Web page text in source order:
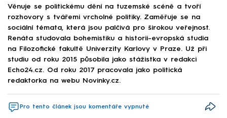
Věnuje se politickému dění na tuzemské scéně a tvoří
rozhovory s tvářemi vrcholné politiky. Zaměřuje se na
sociální témata, která jsou palčivá pro širokou veřejnost.
Renáta studovala bohemistiku a historii-evropská studia
na Filozofické fakultě Univerzity Karlovy v Praze. Už při
studiu od roku 2015 působila jako stážistka v redakci
Echo24.cz. Od roku 2017 pracovala jako politická
redaktorka na webu Novinky.cz.
Pro tento článek jsou komentáře vypnuté